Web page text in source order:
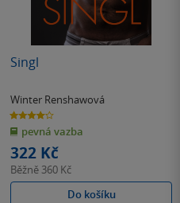
Singl
Winter Renshawová
4.0
z
5
hvězdiček
pevná vazba
322 Kč
Běžně 360 Kč
Do košíku